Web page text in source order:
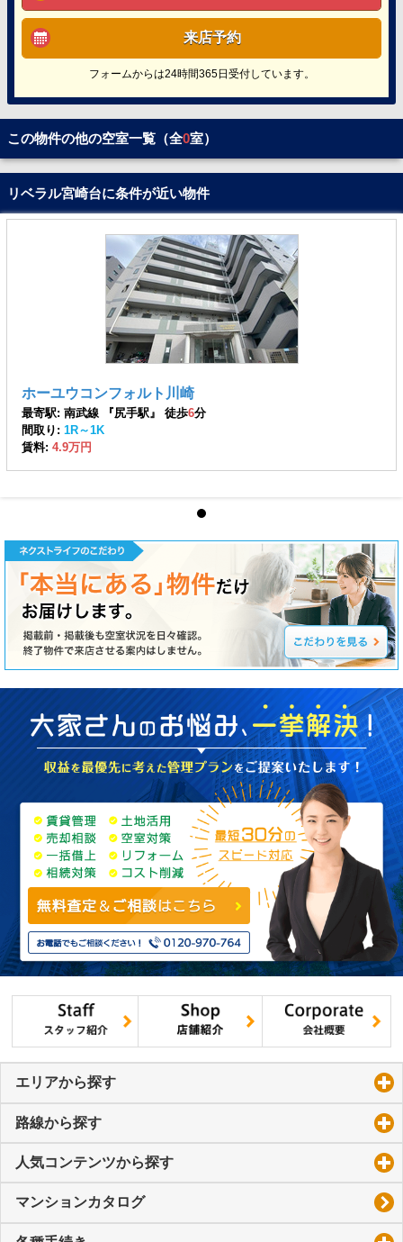
来店予約
フォームからは24時間365日受付しています。
この物件の他の空室一覧（全0室）
リベラル宮崎台に条件が近い物件
ホーユウコンフォルト川崎
最寄駅: 南武線 『尻手駅』 徒歩6分
間取り: 1R～1K
賃料: 4.9万円
エリアから探す
路線から探す
人気コンテンツから探す
マンションカタログ